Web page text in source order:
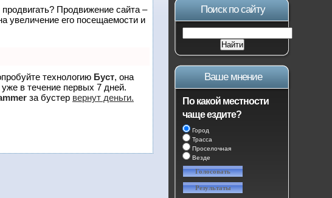
Продвижение сайта –
увеличение его посещаемости и
технологию Буст, она
в течение первых 7 дней.
за бустер вернут деньги.
Поиск по сайту
Ваше мнение
По какой местности
чаще ездите?
Город
Трасса
Проселочная
Везде